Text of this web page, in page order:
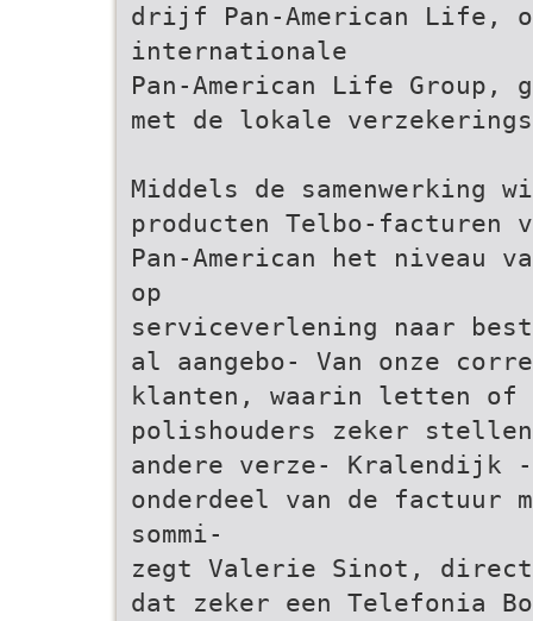
drijf Pan-American Life,
internationale
Pan-American Life Group,
met de lokale
Middels de samenwerking
producten Telbo-facturen
Pan-American het niveau
op
serviceverlening naar
al aangebo- Van onze
klanten, waarin letten
polishouders zeker
andere verze- Kralendijk
onderdeel van de factuur
sommi-
zegt Valerie Sinot,
dat zeker een Telefonia